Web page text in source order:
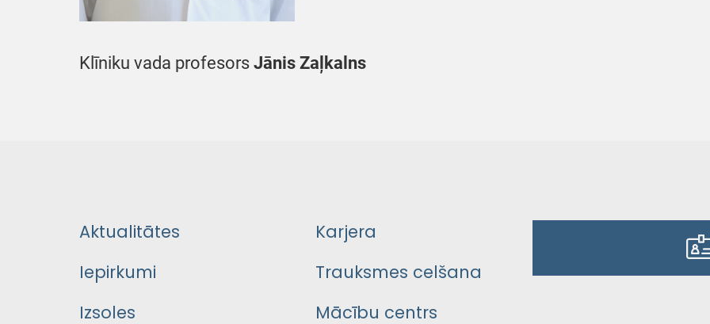
Klīniku vada profesors Jānis Zaļkalns
Aktualitātes
Iepirkumi
Izsoles
Karjera
Trauksmes celšana
Mācību centrs